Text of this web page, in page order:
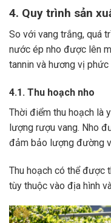
4. Quy trình sản
So với vang trắng, quá
nước ép nho được lên
tannin và hương vị
4.1. Thu hoạch nho
Thời điểm thu hoạch là
lượng rượu vang. Nho
đảm bảo lượng đường
Thu hoạch có thể được
tùy thuộc vào địa hình